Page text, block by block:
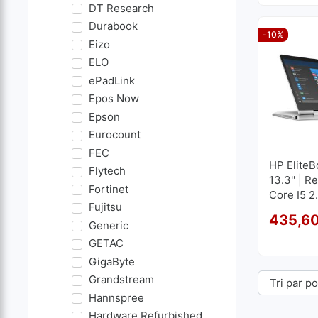
DT Research
Durabook
Eizo
ELO
ePadLink
Epos Now
Epson
Eurocount
FEC
Flytech
Fortinet
Fujitsu
Generic
GETAC
GigaByte
Grandstream
Hannspree
HP
13.3'' |
Core I5
-10%